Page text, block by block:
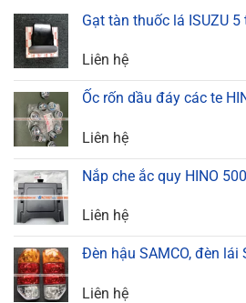
Gạt tàn thuốc lá ISUZU 5
Liên hệ
Ốc rốn dầu đáy các te
Liên hệ
Nắp che ắc quy HINO
Liên hệ
Đèn hậu SAMCO, đèn lái
Liên hệ